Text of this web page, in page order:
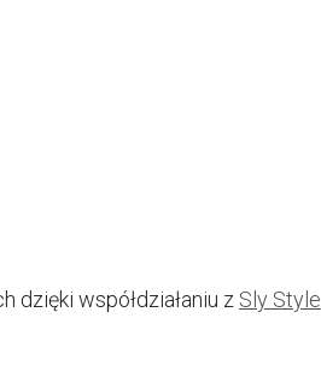
dzięki współdziałaniu z Sly Style